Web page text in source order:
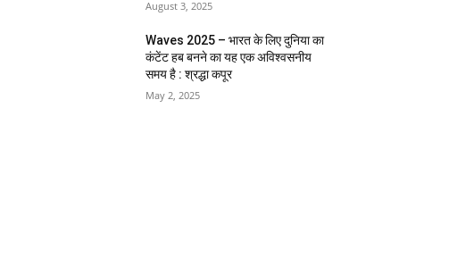
August 3, 2025
Waves 2025 – भारत के लिए दुनिया का
कंटेंट हब बनने का यह एक अविश्वसनीय
समय है : श्रद्धा कपूर
May 2, 2025